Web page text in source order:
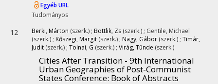
Egyéb URL
Tudományos
12 Berki, Márton (szerk.) ; Bottlik, Zs (szerk.) ; Gentile, Michael
(szerk.) ; Kőszegi, Margit (szerk.) ; Nagy, Gábor (szerk.) ; Timár,
Judit (szerk.) ; Tolnai, G (szerk.) ; Virág, Tünde (szerk.)
Cities After Transition - 9th International
Urban Geographies of Post-Communist
States Conference: Book of Abstracts